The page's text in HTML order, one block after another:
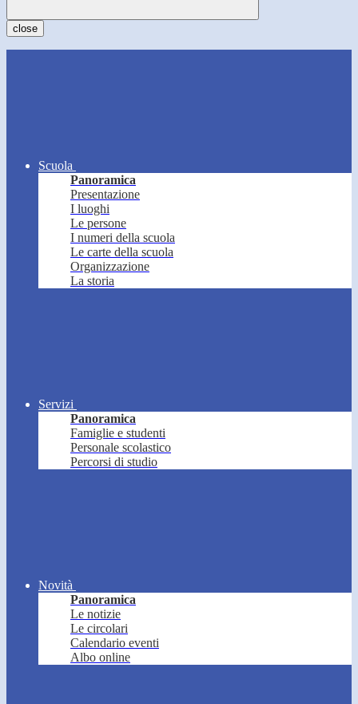
close
Scuola
Panoramica
Presentazione
I luoghi
Le persone
I numeri della scuola
Le carte della scuola
Organizzazione
La storia
Servizi
Panoramica
Famiglie e studenti
Personale scolastico
Percorsi di studio
Novità
Panoramica
Le notizie
Le circolari
Calendario eventi
Albo online